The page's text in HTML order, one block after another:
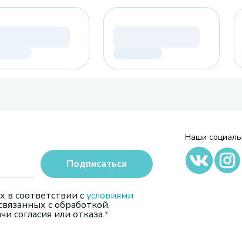
в соответствии сусловиями
с обработкой,
согласия или отказа.
Подписаться
Наши